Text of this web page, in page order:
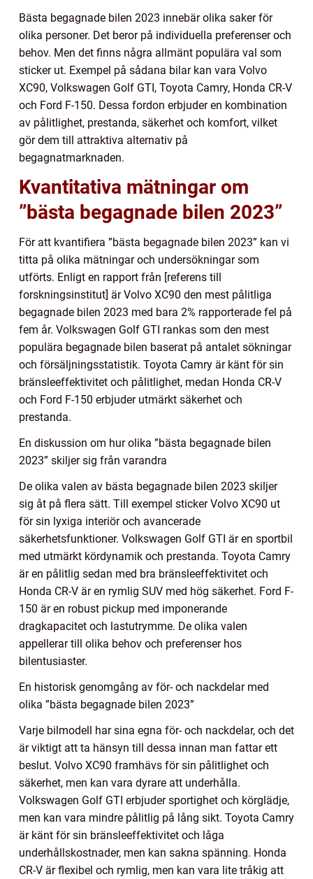
Bästa begagnade bilen 2023 innebär olika saker för
olika personer. Det beror på individuella preferenser och
behov. Men det finns några allmänt populära val som
sticker ut. Exempel på sådana bilar kan vara Volvo
XC90, Volkswagen Golf GTI, Toyota Camry, Honda CR-V
och Ford F-150. Dessa fordon erbjuder en kombination
av pålitlighet, prestanda, säkerhet och komfort, vilket
gör dem till attraktiva alternativ på
begagnatmarknaden.
Kvantitativa mätningar om
”bästa begagnade bilen 2023”
För att kvantifiera ”bästa begagnade bilen 2023” kan vi
titta på olika mätningar och undersökningar som
utförts. Enligt en rapport från [referens till
forskningsinstitut] är Volvo XC90 den mest pålitliga
begagnade bilen 2023 med bara 2% rapporterade fel på
fem år. Volkswagen Golf GTI rankas som den mest
populära begagnade bilen baserat på antalet sökningar
och försäljningsstatistik. Toyota Camry är känt för sin
bränsleeffektivitet och pålitlighet, medan Honda CR-V
och Ford F-150 erbjuder utmärkt säkerhet och
prestanda.
En diskussion om hur olika ”bästa begagnade bilen
2023” skiljer sig från varandra
De olika valen av bästa begagnade bilen 2023 skiljer
sig åt på flera sätt. Till exempel sticker Volvo XC90 ut
för sin lyxiga interiör och avancerade
säkerhetsfunktioner. Volkswagen Golf GTI är en sportbil
med utmärkt kördynamik och prestanda. Toyota Camry
är en pålitlig sedan med bra bränsleeffektivitet och
Honda CR-V är en rymlig SUV med hög säkerhet. Ford F-
150 är en robust pickup med imponerande
dragkapacitet och lastutrymme. De olika valen
appellerar till olika behov och preferenser hos
bilentusiaster.
En historisk genomgång av för- och nackdelar med
olika ”bästa begagnade bilen 2023”
Varje bilmodell har sina egna för- och nackdelar, och det
är viktigt att ta hänsyn till dessa innan man fattar ett
beslut. Volvo XC90 framhävs för sin pålitlighet och
säkerhet, men kan vara dyrare att underhålla.
Volkswagen Golf GTI erbjuder sportighet och körglädje,
men kan vara mindre pålitlig på lång sikt. Toyota Camry
är känt för sin bränsleeffektivitet och låga
underhållskostnader, men kan sakna spänning. Honda
CR-V är flexibel och rymlig, men kan vara lite tråkig att